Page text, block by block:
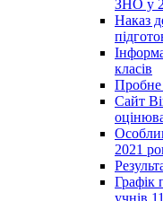
ЗНО у
Наказ
класів
Сайт
2021
Графік
учнів